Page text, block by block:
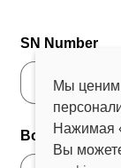
SN Number
Book A
Мы ценим
Нажимая
Вы